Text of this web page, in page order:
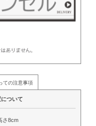
ての注意事項
ついて
さ8cm